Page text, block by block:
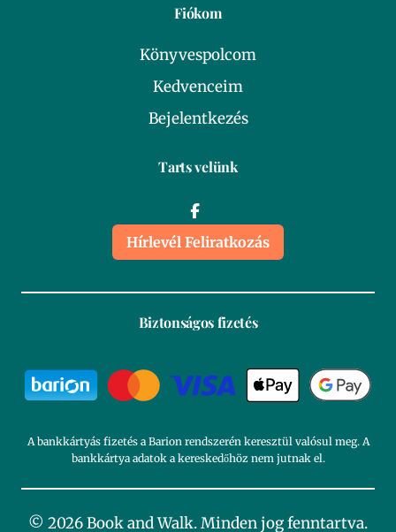
Fiókom
Könyvespolcom
Kedvenceim
Bejelentkezés
Tarts velünk
Hírlevél Feliratkozás
Biztonságos fizetés
A bankkártyás fizetés a Barion rendszerén keresztül valósul meg. A
bankkártya adatok a kereskedőhöz nem jutnak el.
© 2026 Book and Walk. Minden jog fenntartva.